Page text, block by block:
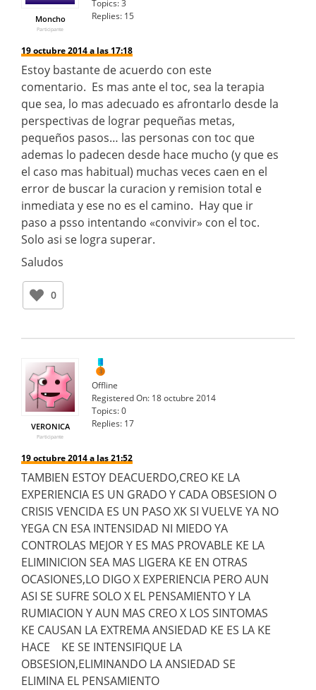
Moncho
Participante
Topics:3
Replies: 15
19 octubre 2014 a las 17:18
Estoy bastante de acuerdo con este
comentario. Es mas ante el toc, sea la terapia
que sea, lo mas adecuado es afrontarlo desde la
perspectivas de lograr pequeñas metas,
pequeños pasos… las personas con toc que
ademas lo padecen desde hace mucho (y que es
el caso mas habitual) muchas veces caen en el
error de buscar la curacion y remision total e
inmediata y ese no es el camino. Hay que ir
paso a psso intentando «convivir» con el toc.
Solo asi se logra superar.
Saludos
0
VERONICA
Participante
Offline
Registered On: 18 octubre 2014
Topics:0
Replies: 17
19 octubre 2014 a las 21:52
TAMBIEN ESTOY DEACUERDO,CREO KE LA
EXPERIENCIA ES UN GRADO Y CADA OBSESION O
CRISIS VENCIDA ES UN PASO XK SI VUELVE YA NO
YEGA CN ESA INTENSIDAD NI MIEDO YA
CONTROLAS MEJOR Y ES MAS PROVABLE KE LA
ELIMINICION SEA MAS LIGERA KE EN OTRAS
OCASIONES,LO DIGO X EXPERIENCIA PERO AUN
ASI SE SUFRE SOLO X EL PENSAMIENTO Y LA
RUMIACION Y AUN MAS CREO X LOS SINTOMAS
KE CAUSAN LA EXTREMA ANSIEDAD KE ES LA KE
HACE KE SE INTENSIFIQUE LA
OBSESION,ELIMINANDO LA ANSIEDAD SE
ELIMINA EL PENSAMIENTO